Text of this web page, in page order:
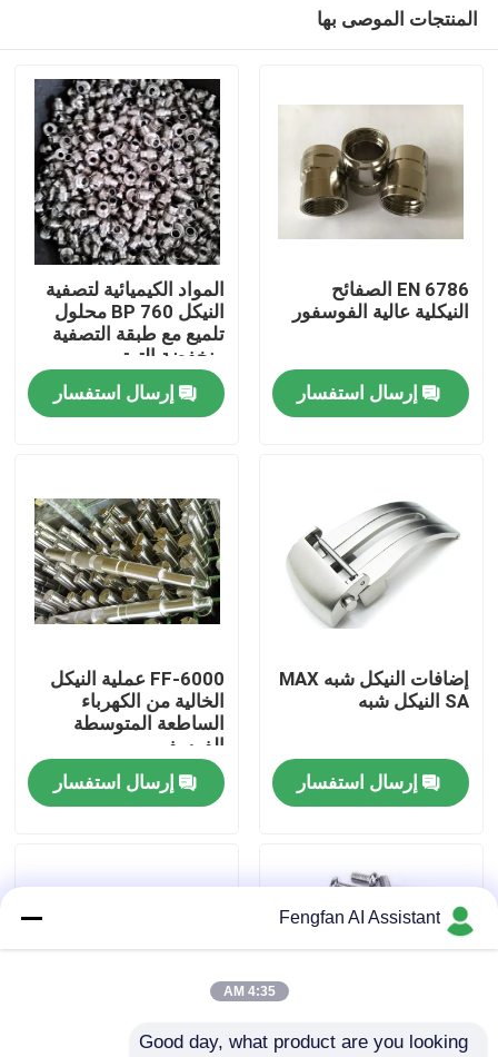
المنزل
فيديوهات
معلومات عنا
جولة في المصنع
ضبط الجودة
أخبار
كيماويات طلاء الزنك
المنتجات الموصى بها
EN 6786 الصفائح
النيكلية عالية الفوسفور
إرسال استفسار
المواد الكيميائية لتصفية
النيكل BP 760 محلول
تلميع مع طبقة التصفية
منخفضة التوتر
إرسال استفسار
إضافات النيكل شبه MAX
SA النيكل شبه
إرسال استفسار
FF-6000 عملية النيكل
الخالية من الكهرباء
الساطعة المتوسطة
الفوسفور
إرسال استفسار
Fengfan AI Assistant
4:35 AM
Good day, what product are you looking